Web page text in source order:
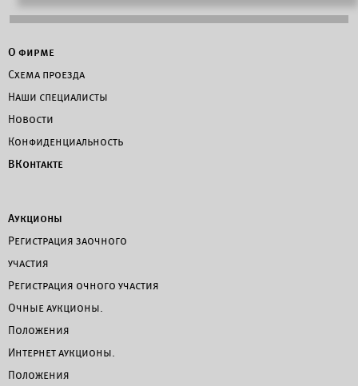
О фирме
Схема проезда
Наши специалисты
Новости
Конфиденциальность
ВКонтакте
Аукционы
Регистрация заочного
участия
Регистрация очного участия
Очные аукционы.
Положения
Интернет аукционы.
Положения